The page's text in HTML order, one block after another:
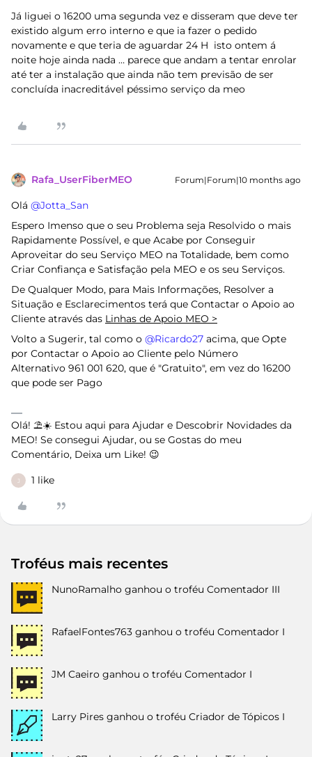
Já liguei o 16200 uma segunda vez e disseram que deve ter
existido algum erro interno e que ia fazer o pedido
novamente e que teria de aguardar 24 H isto ontem á
noite hoje ainda nada … parece que andam a tentar enrolar
até ter a instalação que ainda não tem previsão de ser
concluída inacreditável péssimo serviço da meo
Rafa_UserFiberMEO Forum|Forum|10 months ago
Olá ​ @Jotta_San
Espero Imenso que o seu Problema seja Resolvido o mais
Rapidamente Possível, e que Acabe por Conseguir
Aproveitar do seu Serviço MEO na Totalidade, bem como
Criar Confiança e Satisfação pela MEO e os seu Serviços.
De Qualquer Modo, para Mais Informações, Resolver a
Situação e Esclarecimentos terá que Contactar o Apoio ao
Cliente através das Linhas de Apoio MEO >
Volto a Sugerir, tal como o ​ @Ricardo27 acima, que Opte
por Contactar o Apoio ao Cliente pelo Número
Alternativo 961 001 620, que é "Gratuito", em vez do 16200
que pode ser Pago
Olá! ⛱️☀️ Estou aqui para Ajudar e Descobrir Novidades da
MEO! Se consegui Ajudar, ou se Gostas do meu
Comentário, Deixa um Like! 😉
J 1 like
Troféus mais recentes
NunoRamalho ganhou o troféu Comentador III
RafaelFontes763 ganhou o troféu Comentador I
JM Caeiro ganhou o troféu Comentador I
Larry Pires ganhou o troféu Criador de Tópicos I